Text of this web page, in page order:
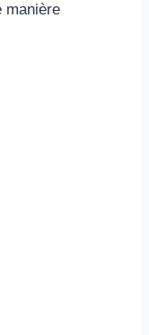
manière